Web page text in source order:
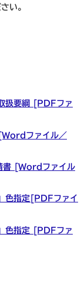
い。
扱要綱 [PDFファ
ファイル／
書 [Wordファイル
色指定[PDFファイ
色指定 [PDFファ